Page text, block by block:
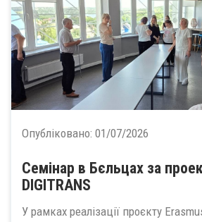
Опубліковано: 01/07/2026
Семінар в Бєльцах за
DIGITRANS
У рамках реалізації проєкту